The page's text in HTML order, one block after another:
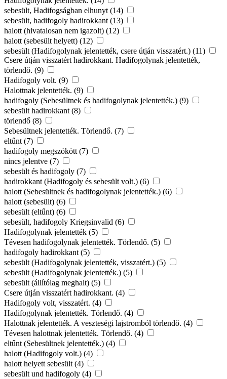
sebesült, Hadifogságban elhunyt (14)
sebesült, hadifogoly hadirokkant (13)
halott (hivatalosan nem igazolt) (12)
halott (sebesült helyett) (12)
sebesült (Hadifogolynak jelentették, csere útján visszatért.) (11)
Csere útján visszatért hadirokkant. Hadifogolynak jelentették,
törlendő. (9)
Hadifogoly volt. (9)
Halottnak jelentették. (9)
hadifogoly (Sebesültnek és hadifogolynak jelentették.) (9)
sebesült hadirokkant (8)
törlendő (8)
Sebesültnek jelentették. Törlendő. (7)
eltűnt (7)
hadifogoly megszökött (7)
nincs jelentve (7)
sebesült és hadifogoly (7)
hadirokkant (Hadifogoly és sebesült volt.) (6)
halott (Sebesültnek és hadifogolynak jelentették.) (6)
halott (sebesült) (6)
sebesült (eltűnt) (6)
sebesült, hadifogoly Kriegsinvalid (6)
Hadifogolynak jelentették (5)
Tévesen hadifogolynak jelentették. Törlendő. (5)
hadifogoly hadirokkant (5)
sebesült (Hadifogolynak jelentették, visszatért.) (5)
sebesült (Hadifogolynak jelentették.) (5)
sebesült (állítólag meghalt) (5)
Csere útján visszatért hadirokkant. (4)
Hadifogoly volt, visszatért. (4)
Hadifogolynak jelentették. Törlendő. (4)
Halottnak jelentették. A veszteségi lajstromból törlendő. (4)
Tévesen halottnak jelentették. Törlendő. (4)
eltűnt (Sebesültnek jelentették.) (4)
halott (Hadifogoly volt.) (4)
halott helyett sebesült (4)
sebesült und hadifogoly (4)